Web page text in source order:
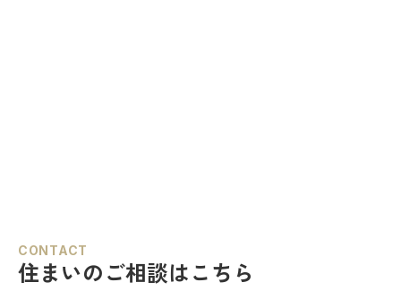
CONTACT
住まいのご相談はこちら